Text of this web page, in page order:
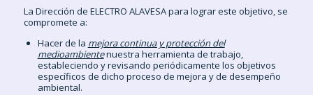
La Dirección de ELECTRO ALAVESA para lograr este objetivo, se
compromete a:
Hacer de la mejora continua y protección del
medioambientenuestra herramienta de trabajo,
estableciendo y revisando periódicamente los objetivos
específicos de dicho proceso de mejora y de desempeño
ambiental.